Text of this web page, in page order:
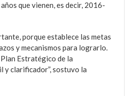
que vienen, es decir, 2016-
porque establece las metas
y mecanismos para lograrlo.
Estratégico de la
y clarificador”, sostuvo la